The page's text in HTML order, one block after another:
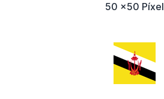
50 x50 Píxel